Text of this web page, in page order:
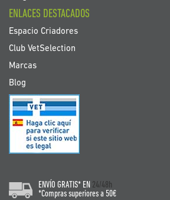
ENLACES DESTACADOS
Espacio Criadores
Club VetSelection
Marcas
Blog
ENVÍO GRATIS* EN 24/48h
*Compras superiores a 50€